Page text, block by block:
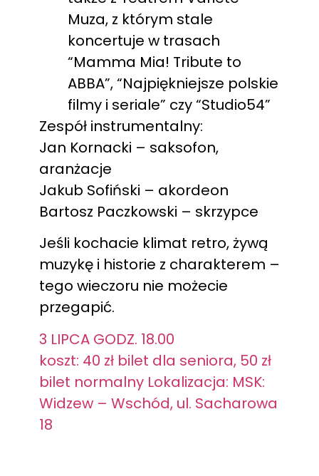
Muza, z którym stale
koncertuje w trasach
“Mamma Mia! Tribute to
ABBA”, “Najpiękniejsze polskie
filmy i seriale” czy “Studio54”
Zespół instrumentalny:
Jan Kornacki – saksofon,
aranżacje
Jakub Sofiński – akordeon
Bartosz Paczkowski – skrzypce
Jeśli kochacie klimat retro, żywą
muzykę i historie z charakterem –
tego wieczoru nie możecie
przegapić.
3 LIPCA GODZ. 18.00
koszt: 40 zł bilet dla seniora, 50 zł
bilet normalny Lokalizacja: MSK:
Widzew – Wschód, ul. Sacharowa
18